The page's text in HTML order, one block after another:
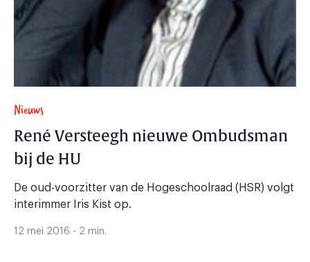
Nieuws
René Versteegh nieuwe Ombudsman
bij de HU
De oud-voorzitter van de Hogeschoolraad (HSR) volgt
interimmer Iris Kist op.
12 mei 2016 - 2 min.